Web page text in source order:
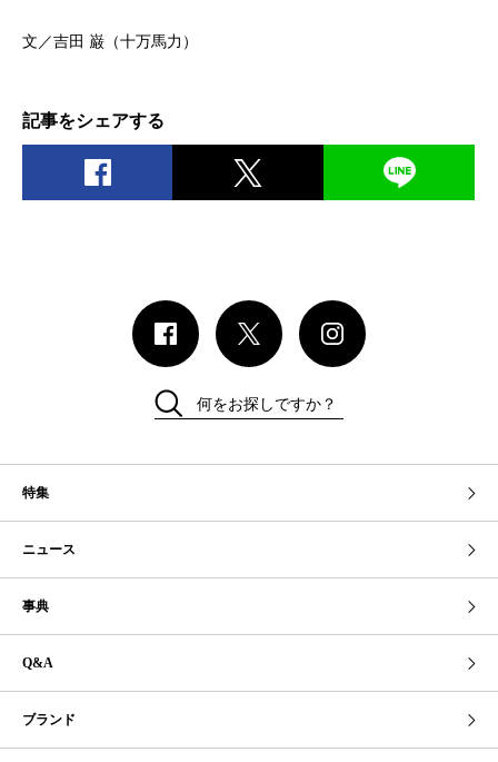
文／吉田 巌（十万馬力）
記事をシェアする
特集
ニュース
事典
Q&A
ブランド
何をお探しですか？